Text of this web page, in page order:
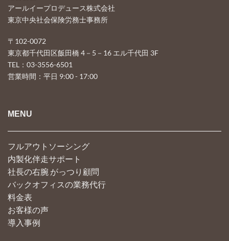
アールイープロデュース株式会社
東京中央社会保険労務士事務所
〒102-0072
東京都千代田区飯田橋 4－5－16 エル千代田 3F
TEL：03-3556-6501
営業時間：平日 9:00 - 17:00
MENU
フルアウトソーシング
内製化伴走サポート
社長の右腕 がっつり顧問
バックオフィスの業務代行
料金表
お客様の声
導入事例